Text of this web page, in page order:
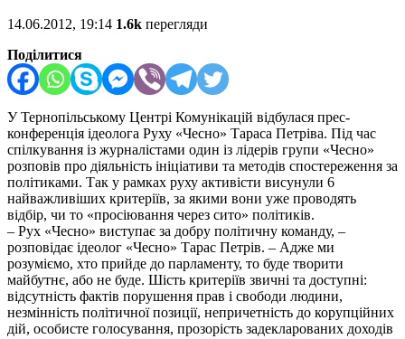
14.06.2012, 19:14 1.6k перегляди
Поділитися
У Тернопільському Центрі Комунікацій відбулася прес-
конференція ідеолога Руху «Чесно» Тараса Петріва. Під час
спілкування із журналістами один із лідерів групи «Чесно»
розповів про діяльність ініціативи та методів спостереження за
політиками. Так у рамках руху активісти висунули 6
найважливіших критеріїв, за якими вони уже проводять
відбір, чи то «просіювання через сито» політиків.
– Рух «Чесно» виступає за добру політичну команду, –
розповідає ідеолог «Чесно» Тарас Петрів. – Адже ми
розуміємо, хто прийде до парламенту, то буде творити
майбутнє, або не буде. Шість критеріїв звичні та доступні:
відсутність фактів порушення прав і свободи людини,
незмінність політичної позиції, непричетність до корупційних
дій, особисте голосування, прозорість задекларованих доходів